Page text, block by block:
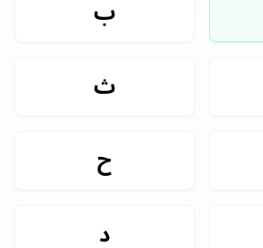
ب
ث
ح
د